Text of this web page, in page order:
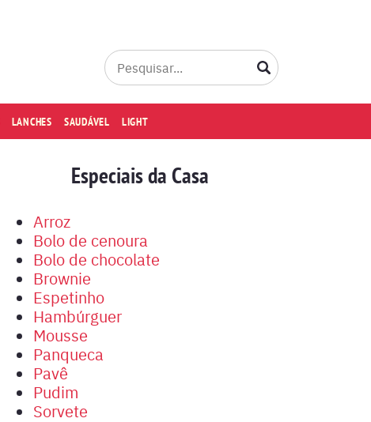
LANCHES SAUDÁVEL LIGHT
Especiais da Casa
Arroz
Bolo de cenoura
Bolo de chocolate
Brownie
Espetinho
Hambúrguer
Mousse
Panqueca
Pavê
Pudim
Sorvete